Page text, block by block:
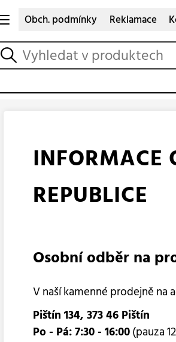
Obch. podmínky Reklamace
vyhledat
INFORMACE
REPUBLICE
Osobní odběr na
V naší kamenné prodejně na
Pištín 134, 373 46 Pištín
Po - Pá: 7:30 - 16:00(pauza